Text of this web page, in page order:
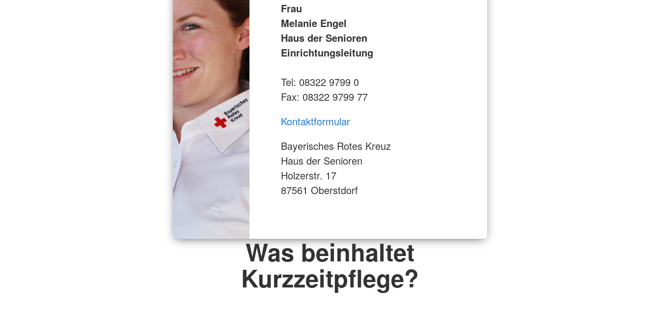
Frau
Melanie Engel
Haus der Senioren
Einrichtungsleitung
Tel: 08322 9799 0
Fax: 08322 9799 77
Kontaktformular
Bayerisches Rotes Kreuz
Haus der Senioren
Holzerstr. 17
87561 Oberstdorf
Was beinhaltet
Kurzzeitpflege?